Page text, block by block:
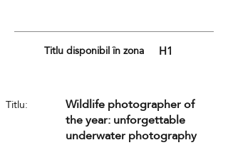
Titlu disponibil în zona H1
Titlu:
Wildlife photographer of
the year: unforgettable
underwater photography